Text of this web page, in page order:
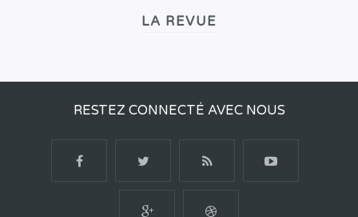
LA REVUE
RESTEZ CONNECTÉ AVEC NOUS